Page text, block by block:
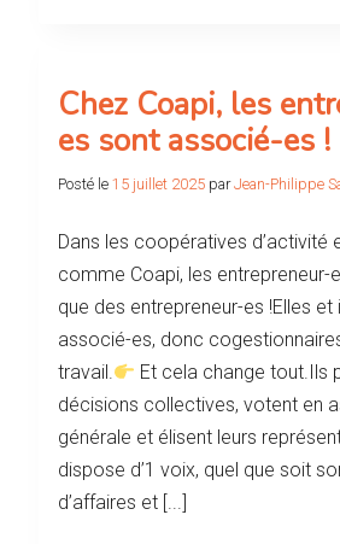
Chez Coapi, les
es sont associé-es !
Posté le 15 juillet 2025 parJean-Philippe
Dans les coopératives d’activité
comme Coapi, les entrepreneur-
que des entrepreneur-es !Elles et
associé-es, donc
travail.
Et cela change tout.Ils
décisions collectives, votent en
générale et élisent leurs
dispose d’1 voix, quel que soit
d’affaires et [...]